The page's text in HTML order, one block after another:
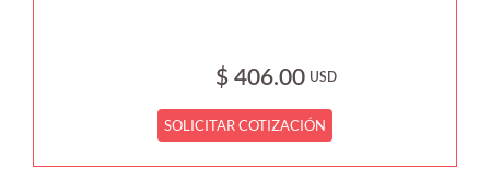
$ 406.00 USD
SOLICITAR COTIZACIÓN